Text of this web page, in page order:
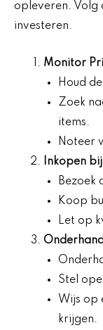
opleveren. Volg
investeren.
Monitor
Houd
Zoek
items.
Noteer
Inkopen
Bezoek
Koop
Let op
Stel
Wijs op
krijgen.